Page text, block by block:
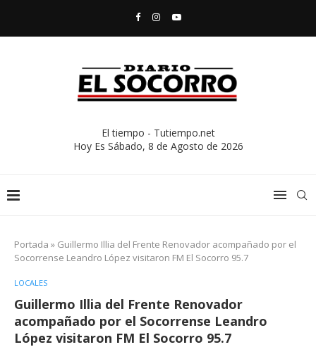
El tiempo - Tutiempo.net
Hoy Es Sábado, 8 de Agosto de 2026
Portada » Guillermo Illia del Frente Renovador acompañado por el
Socorrense Leandro López visitaron FM El Socorro 95.7
LOCALES
Guillermo Illia del Frente Renovador
acompañado por el Socorrense Leandro
López visitaron FM El Socorro 95.7